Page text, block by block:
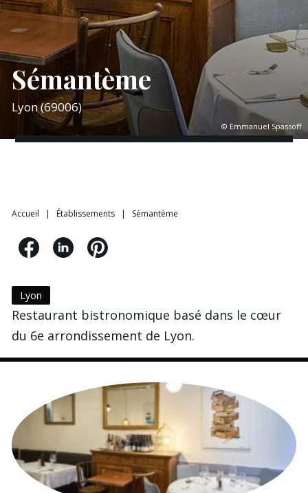
© Emmanuel Spassoff
Sémantème
Lyon (69006)
Accueil | Établissements | Sémantème
Lyon
Restaurant bistronomique basé dans le cœur
du 6e arrondissement de Lyon.